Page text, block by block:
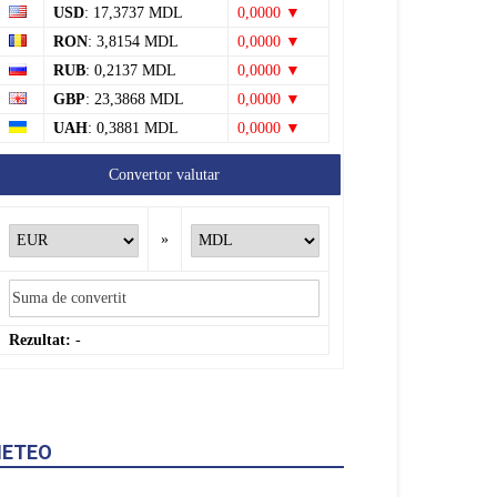
RON : 3,8154 MDL
0,0000 ▼
RUB: 0,2137 MDL
0,0000 ▼
GBP: 23,3868 MDL
0,0000 ▼
UAH: 0,3881 MDL 0,0000 ▼
Rezultat: -